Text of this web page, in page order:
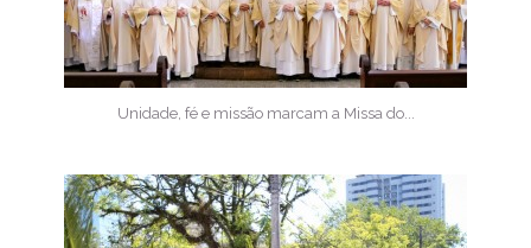
Unidade, fé e missão marcam a Missa do...